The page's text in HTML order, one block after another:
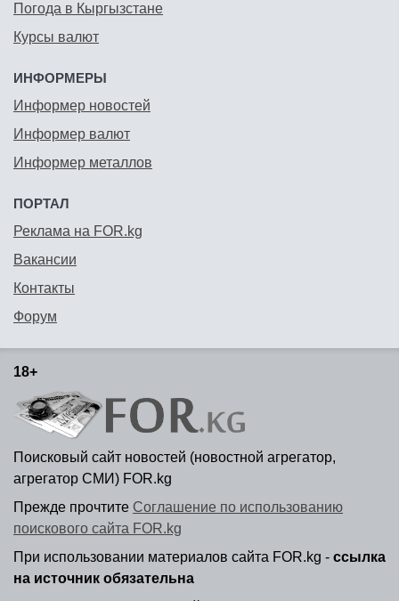
Погода в Кыргызстане
Курсы валют
ИНФОРМЕРЫ
Информер новостей
Информер валют
Информер металлов
ПОРТАЛ
Реклама на FOR.kg
Вакансии
Контакты
Форум
18+
Поисковый сайт новостей (новостной агрегатор,
агрегатор СМИ) FOR.kg
Прежде прочтите Соглашение по использованию
поискового сайта FOR.kg
При использовании материалов сайта FOR.kg - ссылка
на источник обязательна